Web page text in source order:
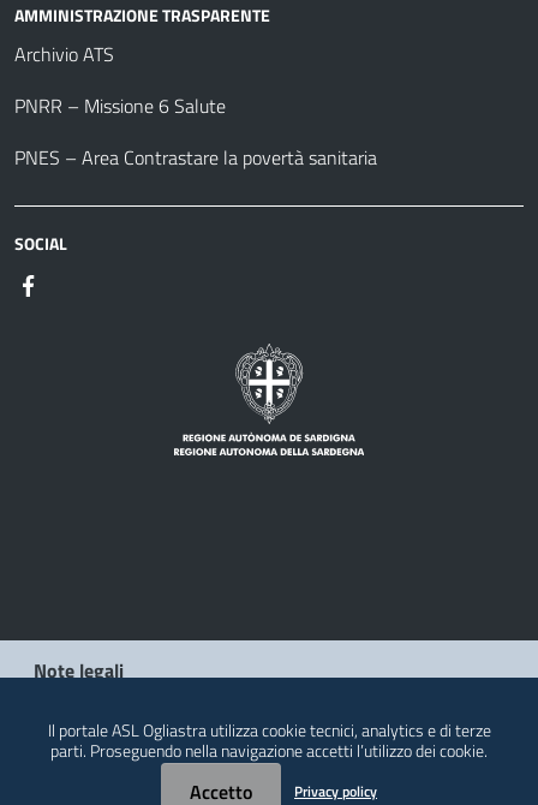
AMMINISTRAZIONE TRASPARENTE
Archivio ATS
PNRR – Missione 6 Salute
PNES – Area Contrastare la povertà sanitaria
SOCIAL
Note legali
Contatti
Il portale ASL Ogliastra utilizza cookie tecnici, analytics e di terze
parti. Proseguendo nella navigazione accetti l’utilizzo dei cookie.
Accetto Privacy policy